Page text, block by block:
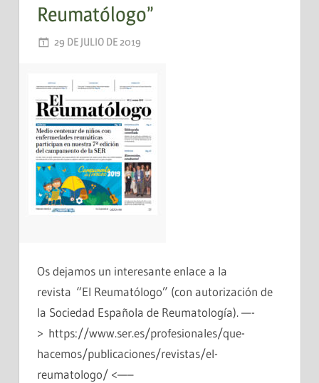
Reumatólogo”
29 DE JULIO DE 2019
Os dejamos un interesante enlace a la
revista “El Reumatólogo” (con autorización de
la Sociedad Española de Reumatología). —-
> https://www.ser.es/profesionales/que-
hacemos/publicaciones/revistas/el-
reumatologo/ <—–